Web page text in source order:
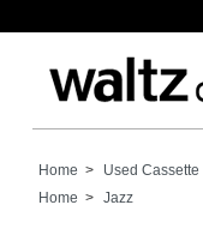
Home >
Used Cassette
Home > Jazz